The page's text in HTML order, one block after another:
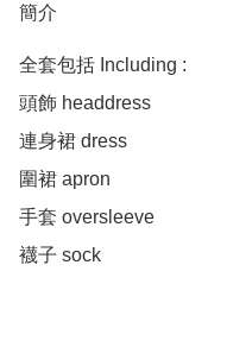
簡介
全套包括 Including :
頭飾 headdress
連身裙 dress
圍裙 apron
手套 oversleeve
襪子 sock